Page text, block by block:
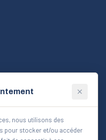
CONTACT
nous utilisons des
pour stocker et/ou accéder